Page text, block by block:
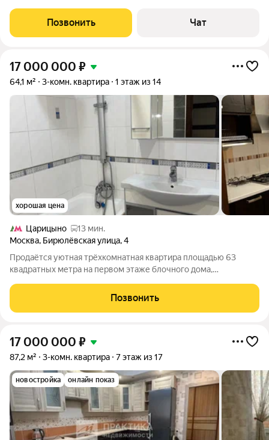
оборудования гардеробная комната), окна на лес. Мебель и
техника по
Позвонить Чат
17 000 000 ₽
64,1 м² 3-комн. квартира 1 этаж из 14
хорошая цена
Царицыно
13 мин.
Москва, Бирюлёвская улица,4
Продаётся уютная трёхкомнатная квартира площадью 63
квадратных метра на первом этаже блочного дома,
Квартира обладает продуманной планировкой: жилая зона
занимает 40 квадратных метров, а кухня
Позвонить
17 000 000 ₽
87,2 м² 3-комн. квартира 7 этаж из 17
новостройка онлайн показ